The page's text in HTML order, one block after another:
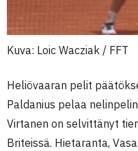
Kuva: Loic Wacziak / FFT
Heliövaaran pelit
Paldanius pelaa
Virtanen on selvittänyt
Briteissä. Hietaranta,